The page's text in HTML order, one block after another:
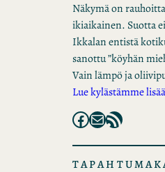
Näkymä on
ikiaikainen. Suotta
Ikkalan entistä
sanottu ”köyhän
Vain lämpö ja
Lue kylästämme
Facebook Mail RSS Feed